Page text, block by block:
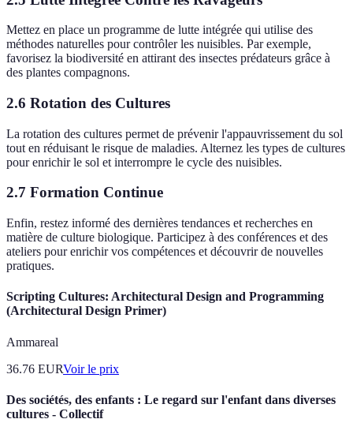
Mettez en place un programme de lutte intégrée qui utilise des
méthodes naturelles pour contrôler les nuisibles. Par exemple,
favorisez la biodiversité en attirant des insectes prédateurs grâce à
des plantes compagnons.
2.6 Rotation des Cultures
La rotation des cultures permet de prévenir l'appauvrissement du sol
tout en réduisant le risque de maladies. Alternez les types de cultures
pour enrichir le sol et interrompre le cycle des nuisibles.
2.7 Formation Continue
Enfin, restez informé des dernières tendances et recherches en
matière de culture biologique. Participez à des conférences et des
ateliers pour enrichir vos compétences et découvrir de nouvelles
pratiques.
Scripting Cultures: Architectural Design and Programming
(Architectural Design Primer)
Ammareal
36.76 EURVoir le prix
Des sociétés, des enfants : Le regard sur l'enfant dans diverses
cultures - Collectif